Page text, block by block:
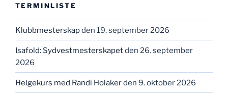
TERMINLISTE
Klubbmesterskapden 19. september 2026
Isafold: Sydvestmesterskapetden 26. september
2026
Helgekurs med Randi Holakerden 9. oktober 2026